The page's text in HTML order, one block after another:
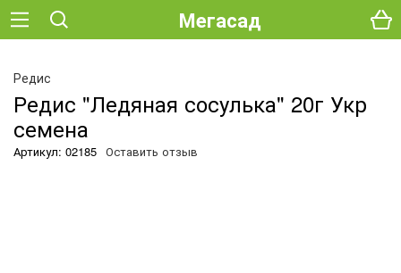
Мегасад
Редис
Редис "Ледяная сосулька" 20г Укр
семена
Артикул: 02185 Оставить отзыв